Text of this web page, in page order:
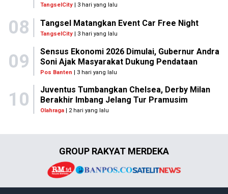
TangselCity| 3 hari yang lalu
08 Tangsel Matangkan Event Car Free Night
TangselCity | 3 hari yang lalu
09
Sensus Ekonomi 2026 Dimulai, Gubernur Andra
Soni Ajak Masyarakat Dukung Pendataan
Pos Banten | 3 hari yang lalu
10
Juventus Tumbangkan Chelsea, Derby Milan
Berakhir Imbang Jelang Tur Pramusim
Olahraga| 2 hari yang lalu
GROUP RAKYAT MERDEKA